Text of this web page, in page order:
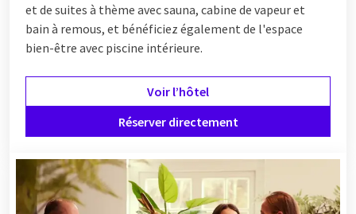
et de suites à thème avec sauna, cabine de vapeur et
bain à remous, et bénéficiez également de l'espace
bien-être avec piscine intérieure.
Voir l’hôtel
Réserver directement